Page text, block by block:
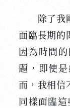
除了我剛
面臨長期的
因為時間
題，即使
而，我相信
同樣面臨